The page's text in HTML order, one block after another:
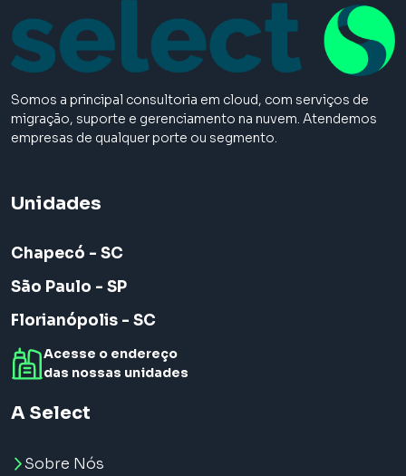
Somos a principal consultoria em cloud, com serviços de
migração, suporte e gerenciamento na nuvem. Atendemos
empresas de qualquer porte ou segmento.
Unidades
Chapecó - SC
São Paulo - SP
Florianópolis - SC
Acesse o endereço
das nossas unidades
A Select
Sobre Nós